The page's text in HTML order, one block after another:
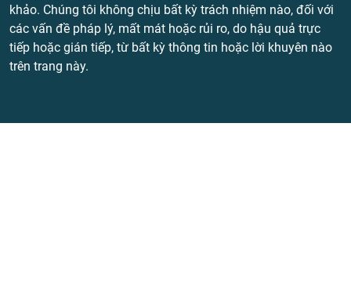
khảo. Chúng tôi không chịu bất kỳ trách nhiệm nào, đối với
các vấn đề pháp lý, mất mát hoặc rủi ro, do hậu quả trực
tiếp hoặc gián tiếp, từ bất kỳ thông tin hoặc lời khuyên nào
trên trang này.